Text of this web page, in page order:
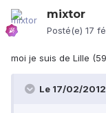
mixtor
Posté(e) 17
moi je suis de Lille
Le 17/02/